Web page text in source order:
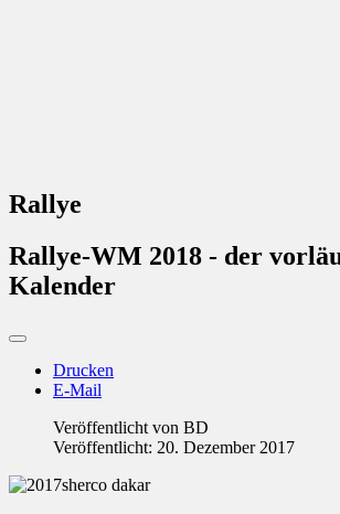
Rallye
Rallye-WM 2018 - der
Kalender
Drucken
E-Mail
Veröffentlicht von BD
Veröffentlicht: 20. Dezember 2017